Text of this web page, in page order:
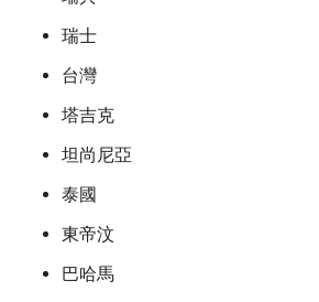
瑞士
台灣
塔吉克
坦尚尼亞
泰國
東帝汶
巴哈馬